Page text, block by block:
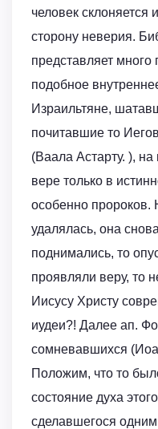
человек склоняется
сторону неверия.
представляет
подобное
Израильтяне,
почитавшие то
(Ваала Астарту. ),
вере только в
особенно пророков.
удалялась, она
поднимались, то
проявляли веру, то
Иисусу Христу
иудеи?! Далее ап.
сомневавшихся
Положим, что то
состояние духа
сделавшегося